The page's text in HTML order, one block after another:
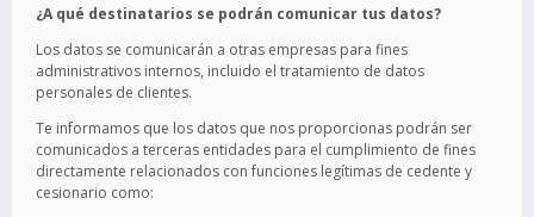
¿A qué destinatarios se podrán comunicar tus datos?
Los datos se comunicarán a otras empresas para fines
administrativos internos, incluido el tratamiento de datos
personales de clientes.
Te informamos que los datos que nos proporcionas podrán ser
comunicados a terceras entidades para el cumplimiento de fines
directamente relacionados con funciones legítimas de cedente y
cesionario como: